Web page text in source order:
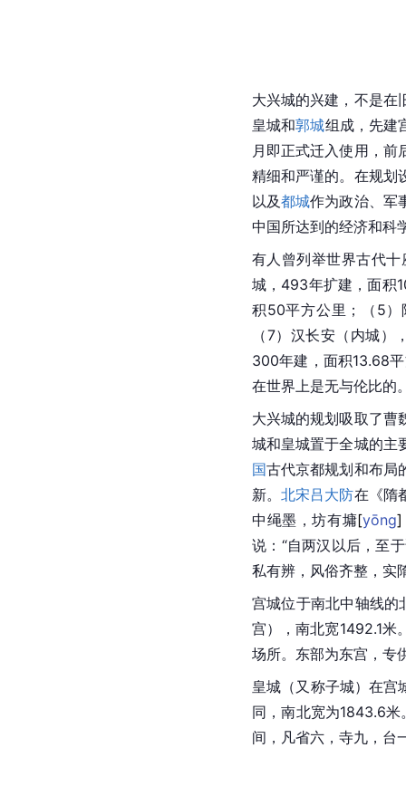
大兴城的兴建，不是在
皇城和郭城组成，先建
月即正式迁入使用，
精细和严谨的。在规划
以及都城作为政治、军
中国所达到的经济和科
有人曾列举世界古代
城，493年扩建，面积
积50平方公里；（5）
（7）汉长安 （内城
300年建，面积13.68
在世界上是无与伦比的
大兴城的规划吸取了曹
城和皇城置于全城的主
国古代京都规划和布局
新。北宋吕大防在《隋
中绳墨，坊有墉[yōng]
说：“自两汉 以后，至
私有辨，风俗齐整，实
宫城位于南北中轴线的
宫），南北宽1492.1米
场所。东部为东宫 ，
皇城（又称子城）在宫
同，南北宽为1843.6米
间，凡省六，寺九，台